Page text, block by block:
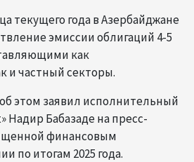
текущего года в Азербайджане
эмиссии облигаций 4-5
как
и частный секторы.
этом заявил исполнительный
Надир Бабазаде на пресс-
финансовым
по итогам 2025 года.